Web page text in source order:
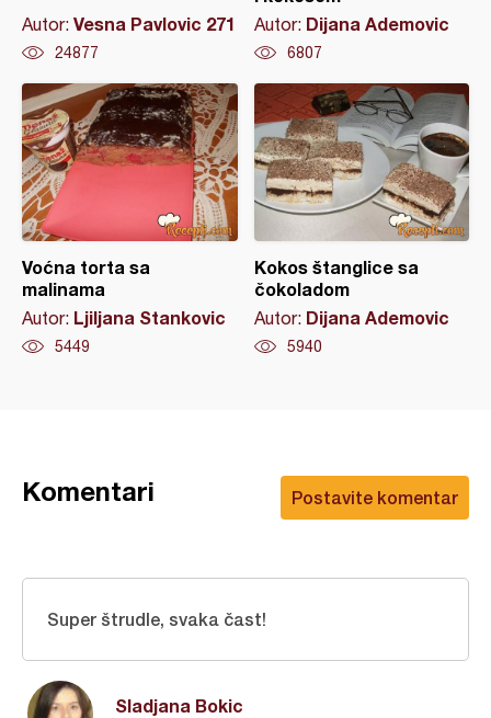
Autor: Vesna Pavlovic 271
24877
Autor: Dijana Ademovic
6807
Voćna torta sa
malinama
Autor: Ljiljana Stankovic
5449
Kokos štanglice sa
čokoladom
Autor: Dijana Ademovic
5940
Postavite komentar
Komentari
Sladjana Bokic
Super štrudle, svaka čast!